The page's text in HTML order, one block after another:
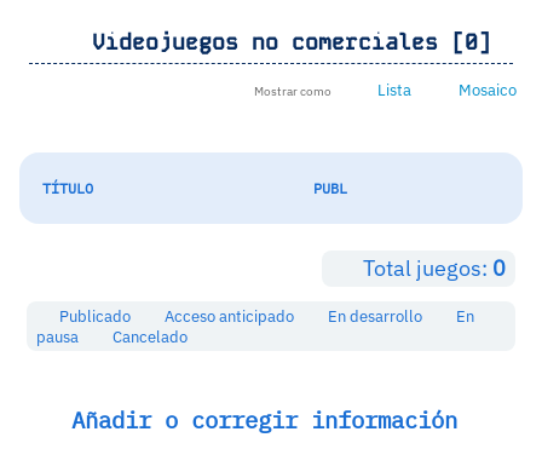
Videojuegos no comerciales [0]
Mostrar como Lista Mosaico
TÍTULO PUBL
Total juegos: 0
Publicado Acceso anticipado En desarrollo
En
pausa
Cancelado
Añadir o corregir información